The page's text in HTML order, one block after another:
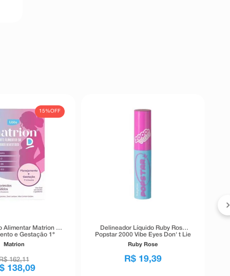
15%OFF
Alimentar Matrion D
e Gestação 1°
90 Comprimidos
Matrion
162,11
138,09
Delineador Líquido Ruby Rose
Popstar 2000 Vibe Eyes Don' t Lie
Preto 5,5g
Ruby Rose
R$ 19,39